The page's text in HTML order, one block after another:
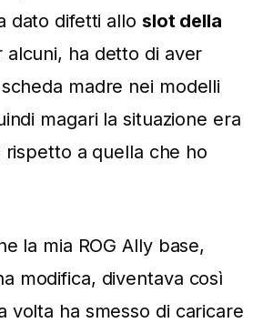
dato difetti allo slot della
alcuni, ha detto di aver
madre nei modelli
magari la situazione era
rispetto a quella che ho
la mia ROG Ally base,
modifica, diventava così
volta ha smesso di caricare